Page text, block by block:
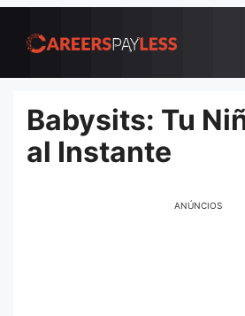
para
conteúdo
Babysits: Tu
al Instante
ANÚNCIOS